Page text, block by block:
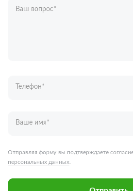
Ваш вопрос*
Запчасти для грузовых автомобилей
Каталог запчастей